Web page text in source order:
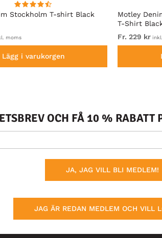
Stockholm T-shirt Black
moms
Lägg i varukorgen
Motley
T-Shirt
Fr. 229 kr
OCH FÅ 10 %
JA, JAG VILL BLI MEDLEM!
JAG ÄR REDAN MEDLEM OCH VILL